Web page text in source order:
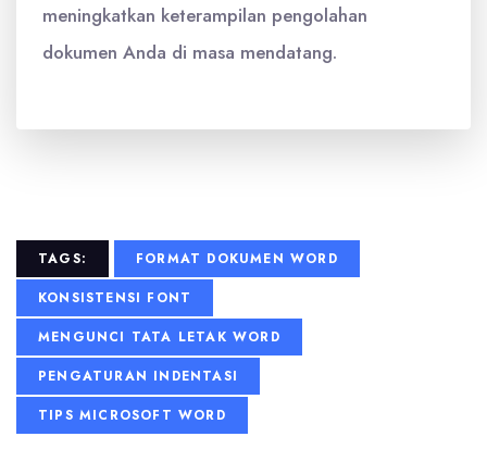
meningkatkan keterampilan pengolahan
dokumen Anda di masa mendatang.
TAGS:
FORMAT DOKUMEN WORD
KONSISTENSI FONT
MENGUNCI TATA LETAK WORD
PENGATURAN INDENTASI
TIPS MICROSOFT WORD